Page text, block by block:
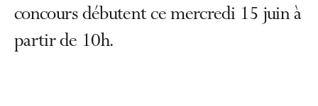
concours débutent ce mercredi 15 juin à
partir de 10h.